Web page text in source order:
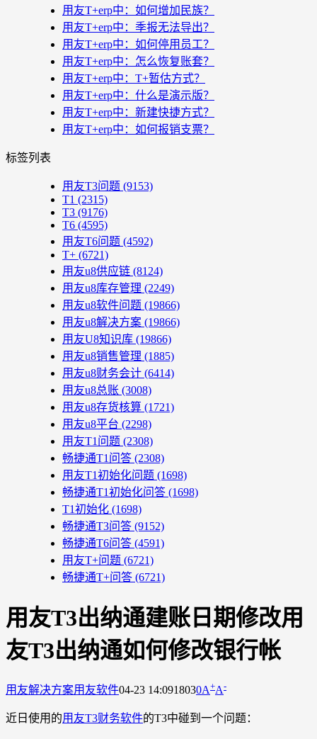
用友T+erp中：如何增加民族？
用友T+erp中：季报无法导出？
用友T+erp中：如何停用员工？
用友T+erp中：怎么恢复账套？
用友T+erp中：T+暂估方式？
用友T+erp中：什么是演示版？
用友T+erp中：新建快捷方式？
用友T+erp中：如何报销支票？
标签列表
用友T3问题 (9153)
T1 (2315)
T3 (9176)
T6 (4595)
用友T6问题 (4592)
T+ (6721)
用友u8供应链 (8124)
用友u8库存管理 (2249)
用友u8软件问题 (19866)
用友u8解决方案 (19866)
用友U8知识库 (19866)
用友u8销售管理 (1885)
用友u8财务会计 (6414)
用友u8总账 (3008)
用友u8存货核算 (1721)
用友u8平台 (2298)
用友T1问题 (2308)
畅捷通T1问答 (2308)
用友T1初始化问题 (1698)
畅捷通T1初始化问答 (1698)
T1初始化 (1698)
畅捷通T3问答 (9152)
畅捷通T6问答 (4591)
用友T+问题 (6721)
畅捷通T+问答 (6721)
用友T3出纳通建账日期修改用
友T3出纳通如何修改银行帐
用友解决方案用友软件04-23 14:0918030A+A-
近日使用的用友T3财务软件的T3中碰到一个问题：